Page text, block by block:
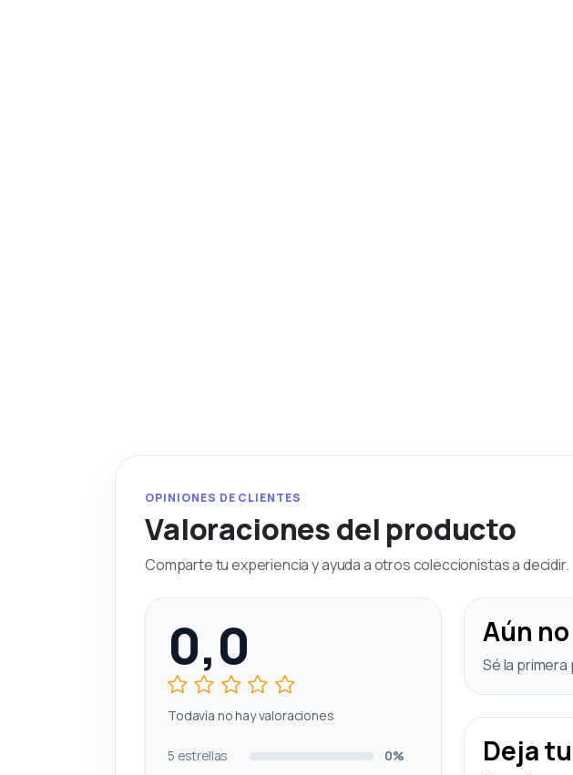
OPINIONES DE CLIENTES
Valoraciones del producto
Comparte tu experiencia y ayuda a otros coleccionistas a decidir.
0,0
Todavía no hay valoraciones
5 estrellas
0%
Aún
Sé la
Deja